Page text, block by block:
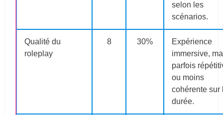
selon les
scénarios.
Qualité du
roleplay
8 30%
Expérience
immersive,
parfois
ou moins
cohérente sur
durée.